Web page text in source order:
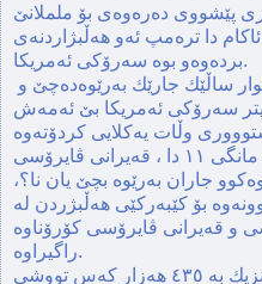
پێشووی ده‌ره‌وه‌ی بۆ ململانێ
دا تره‌مپ ئه‌و هه‌ڵبژاردنه‌ی
برده‌وه‌و بوه‌ سه‌رۆكی ئه‌مریكا.
سه‌رۆكی ئه‌مریكا بێ ئه‌مه‌ش
به‌ڵام تاكوو ئێستا دیار نیه‌ كه‌ له‌‌ مانگی ١١ دا ، قه‌یرانی ڤایرۆسی
جاران به‌رێوه‌ بچێ یان نا؟،
بۆ كێبه‌ركێی هه‌ڵبژردن له‌
قه‌یرانی ڤایرۆسی كۆرۆناوه‌
راگیراوه‌.
تاكوو ئێستا، له‌ ئه‌مەریكا، نزیك به‌ ٤٣٥ هه‌زار كه‌س تووشی